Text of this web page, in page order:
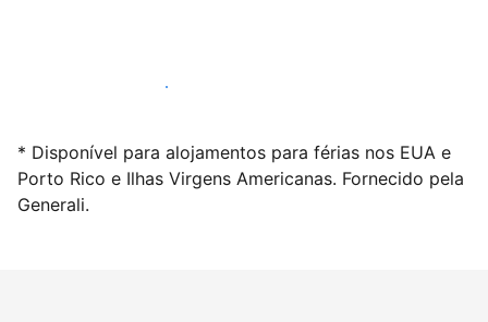
Anuncie connosco hoje mesmo
* Disponível para alojamentos para férias nos EUA e
Porto Rico e Ilhas Virgens Americanas. Fornecido pela
Generali.